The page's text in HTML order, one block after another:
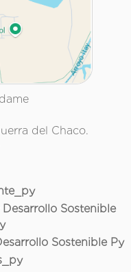
del Chaco.
Sostenible
Sostenible Py